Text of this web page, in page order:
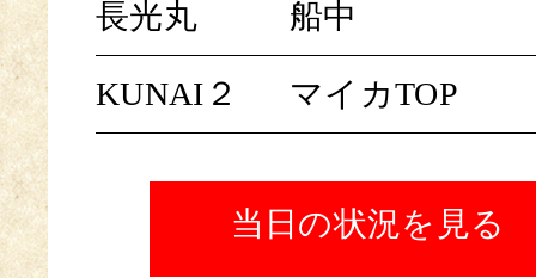
長光丸 船中
KUNAI２ マイカTOP
当日の状況を見る